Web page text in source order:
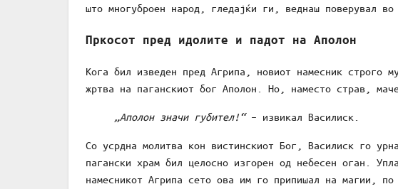
што многуброен народ, гледајќи ги, веднаш поверувал во
Пркосот пред идолите и падот на Аполон
Кога бил изведен пред Агрипа, новиот намесник строго
жртва на паганскиот бог Аполон. Но, наместо страв,
„Аполон значи губител!“– извикал Василиск.
Со усрдна молитва кон вистинскиот Бог, Василиск го
пагански храм бил целосно изгорен од небесен оган.
намесникот Агрипа сето ова им го припишал на магии,